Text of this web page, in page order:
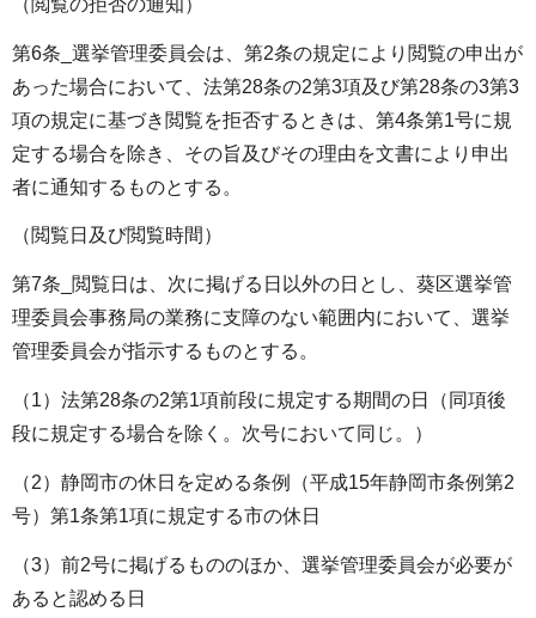
第6条_選挙管理委員会は、第2条の規定により閲覧の申出が
あった場合において、法第28条の2第3項及び第28条の3第3
項の規定に基づき閲覧を拒否するときは、第4条第1号に規
定する場合を除き、その旨及びその理由を文書により申出
者に通知するものとする。
（閲覧日及び閲覧時間）
第7条_閲覧日は、次に掲げる日以外の日とし、葵区選挙管
理委員会事務局の業務に支障のない範囲内において、選挙
管理委員会が指示するものとする。
（1）法第28条の2第1項前段に規定する期間の日（同項後
段に規定する場合を除く。次号において同じ。）
（2）静岡市の休日を定める条例（平成15年静岡市条例第2
号）第1条第1項に規定する市の休日
（3）前2号に掲げるもののほか、選挙管理委員会が必要が
あると認める日